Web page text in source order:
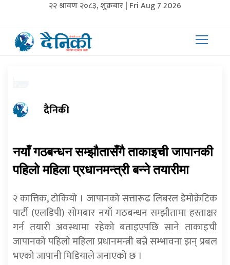
२२ श्रावण २०८३, शुक्रबार | Fri Aug 7 2026
दैनिकी
नयाँ गठबन्धन सम्झौतासँगै ताकाइची जापानकी
पहिलो महिला प्रधानमन्त्री बन्ने तयारीमा
२ कात्तिक, टोकियो । जापानको सत्तारूढ लिबरल डेमोक्रेटिक
पार्टी (एलडिपी) सोमबार नयाँ गठबन्धन सम्झौतामा हस्ताक्षर
गर्न तयारी अवस्थामा रहेको बताइएपछि साने ताकाइची
जापानको पहिलो महिला प्रधानमन्त्री बन्ने सम्भावना झन् प्रबल
भएको जापानी मिडियाले जनाएको छ ।